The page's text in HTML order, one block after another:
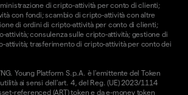
di cripto-attività per conto di clienti;
con fondi; scambio di cripto-attività con altre
di ordini di cripto-attività per conto di clienti;
attività; consulenza sulle cripto-attività; gestione di
attività; trasferimento di cripto-attività per conto dei
Young Platform S.p.A. è l'emittente del Token
ai sensi dell'art. 4, del Reg. (UE) 2023/1114
referenced (ART) token e da e-money token